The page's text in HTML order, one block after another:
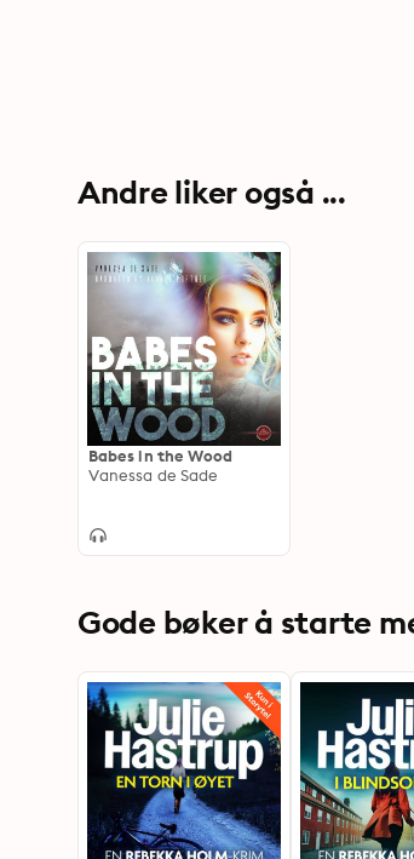
Andre liker også ...
Babes in the Wood
Vanessa de Sade
Gode bøker å starte